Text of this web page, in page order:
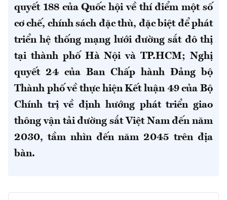
quyết 188 của Quốc hội về thí điểm một số
cơ chế, chính sách đặc thù, đặc biệt để phát
triển hệ thống mạng lưới đường sắt đô thị
tại thành phố Hà Nội và TP.HCM; Nghị
quyết 24 của Ban Chấp hành Đảng bộ
Thành phố về thực hiện Kết luận 49 của Bộ
Chính trị về định hướng phát triển giao
thông vận tải đường sắt Việt Nam đến năm
2030, tầm nhìn đến năm 2045 trên địa
bàn.